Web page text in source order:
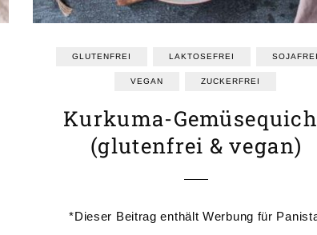
GLUTENFREI LAKTOSEFREI
VEGAN ZUCKERFREI
Kurkuma-
(glutenfrei & vegan)
*Dieser Beitrag enthält Werbung für